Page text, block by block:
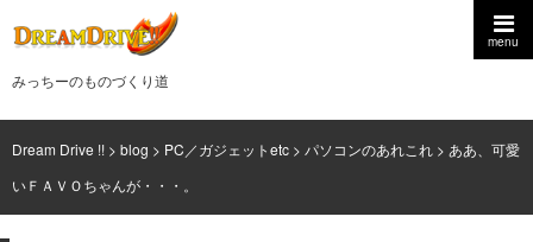
menu
みっちーのものづくり道
Dream Drive !! > blog > PC／ガジェットetc > パソコンのあれこれ > ああ、可愛
いＦＡＶＯちゃんが・・・。